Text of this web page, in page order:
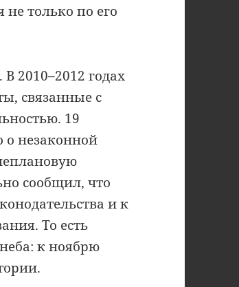
только по его
2010–2012 годах
связанные с
19
о незаконной
сообщил, что
и к
То есть
к ноябрю